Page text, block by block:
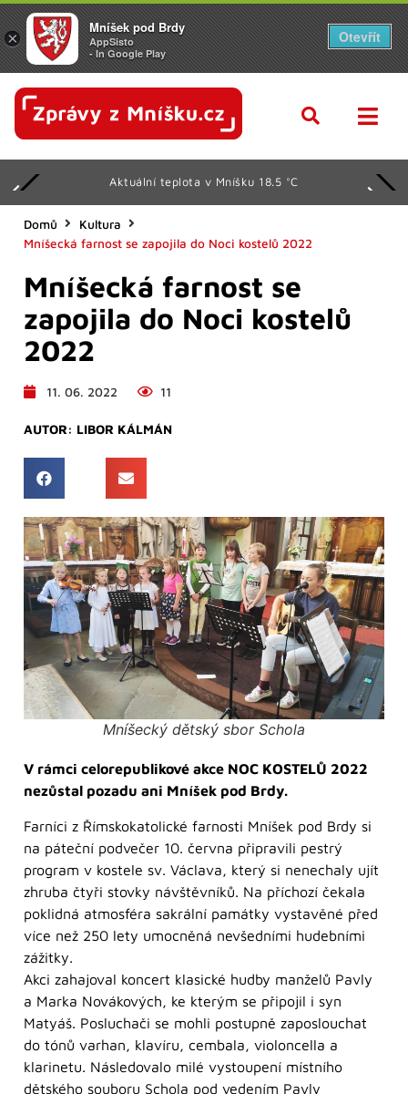
Aktuální teplota v Mníšku 18.5 °C
Domů
Kultura
Mníšecká farnost se zapojila do Noci kostelů 2022
Mníšecká farnost se
zapojila do Noci kostelů
2022
11. 06. 2022 11
AUTOR: LIBOR KÁLMÁN
Mníšecký dětský sbor Schola
V rámci celorepublikové akce NOC KOSTELŮ 2022
nezůstal pozadu ani Mníšek pod Brdy.
Farníci z Římskokatolické farnosti Mníšek pod Brdy si
na páteční podvečer 10. června připravili pestrý
program v kostele sv. Václava, který si nenechaly ujít
zhruba čtyři stovky návštěvníků. Na příchozí čekala
poklidná atmosféra sakrální památky vystavěné před
více než 250 lety umocněná nevšedními hudebními
zážitky.
Akci zahajoval koncert klasické hudby manželů Pavly
a Marka Novákových, ke kterým se připojil i syn
Matyáš. Posluchači se mohli postupně zaposlouchat
do tónů varhan, klavíru, cembala, violoncella a
klarinetu. Následovalo milé vystoupení místního
dětského souboru Schola pod vedením Pavly
×
Mníšek pod Brdy
AppSisto
- In Google Play
Otevřít